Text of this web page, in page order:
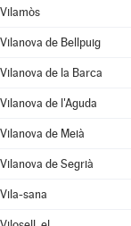
Vilamòs
Vilanova de Bellpuig
Vilanova de la Barca
Vilanova de l'Aguda
Vilanova de Meià
Vilanova de Segrià
Vila-sana